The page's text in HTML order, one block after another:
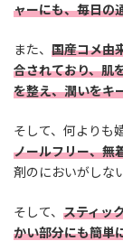
ャーにも、毎日の
また、 国産コメ由
合されており、肌
を整え、潤いをキ
そして、何よりも
ノールフリー、無
剤のにおいがしな
そして、 スティッ
かい部分にも簡単